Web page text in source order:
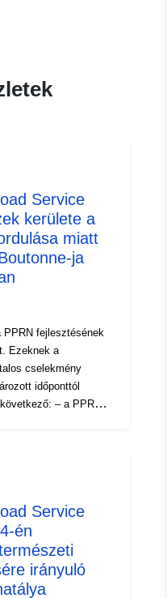
service/fr-
ResourceType/services
Service
kerülete a
miatt
ja
fejlesztésének
Ezeknek a
cselekmény
időponttól
– a PPR
kerület
esetében); a
Service
én
irányuló